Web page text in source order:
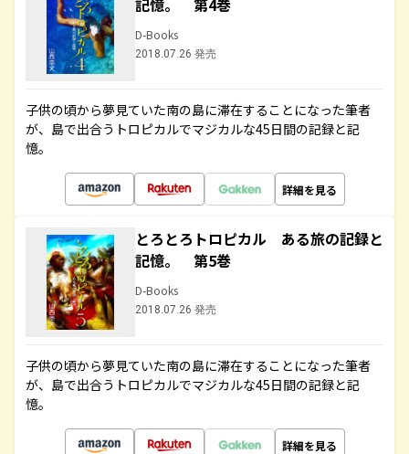
記憶。 第4巻
D-Books
2018.07.26 発売
子供の頃から夢見ていた南の島に滞在することになった筆者
が、島で出合うトロピカルでマジカルな45日間の記録と記
憶。
詳細を見る
とろとろトロピカル ある旅の記録と
記憶。 第5巻
D-Books
2018.07.26 発売
子供の頃から夢見ていた南の島に滞在することになった筆者
が、島で出合うトロピカルでマジカルな45日間の記録と記
憶。
詳細を見る